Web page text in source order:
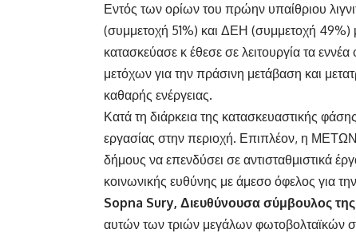
Εντός των ορίων του πρώην υπαίθριου
(συμμετοχή 51%) και ΔΕΗ (συμμετοχή
κατασκεύασε κ έθεσε σε λειτουργία τα
μετόχων για την πράσινη μετάβαση και
καθαρής ενέργειας.
Κατά τη διάρκεια της κατασκευαστικής
εργασίας στην περιοχή. Επιπλέον, η
δήμους να επενδύσει σε αντισταθμιστικά
κοινωνικής ευθύνης με άμεσο όφελος για
Sopna Sury, Διευθύνουσα σύμβουλος
αυτών των τριών μεγάλων φωτοβολταϊκών